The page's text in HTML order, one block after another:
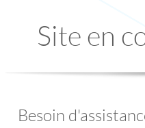
Site en
Besoin